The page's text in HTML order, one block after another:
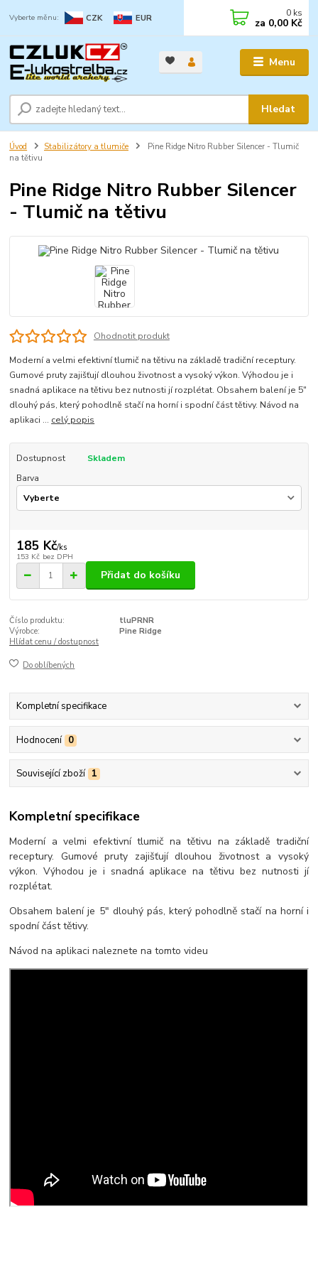
Menu
CZK EUR
Hledat
0 ks
za 0,00 Kč
Úvod Stabilizátory a tlumiče
Pine Ridge Nitro Rubber Silencer - Tlumič
na tětivu
Pine Ridge Nitro Rubber Silencer
- Tlumič na tětivu
Ohodnotit produkt
Moderní a velmi efektivní tlumič na tětivu na základě tradiční receptury.
Gumové pruty zajišťují dlouhou životnost a vysoký výkon. Výhodou je i
snadná aplikace na tětivu bez nutnosti jí rozplétat. Obsahem balení je 5"
dlouhý pás, který pohodlně stačí na horní i spodní část tětivy. Návod na
aplikaci ... celý popis
Dostupnost
Skladem
Barva
185 Kč/ks
153 Kč bez DPH
Přidat do košíku
Číslo produktu:
tluPRNR
Výrobce:
Pine Ridge
Hlídat cenu / dostupnost
Do oblíbených
Kompletní specifikace
Hodnocení 0
Související zboží 1
Kompletní specifikace
Moderní a velmi efektivní tlumič na tětivu na základě tradiční
receptury. Gumové pruty zajišťují dlouhou životnost a vysoký
výkon. Výhodou je i snadná aplikace na tětivu bez nutnosti jí
rozplétat.
Obsahem balení je 5" dlouhý pás, který pohodlně stačí na horní i
spodní část tětivy.
Návod na aplikaci naleznete na tomto videu